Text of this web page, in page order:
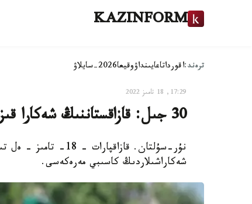
KAZINFORM
ترەند:اقورداتاعايىنداۋوقيعا2026-سايلاۋ
17:29, 18 تامىز 2022
30 جىل: قازاقستاننىڭ شەكارا قىزمەتى تۋرالى نە بىلەمىز
نۇر-سۇلتان.
شەكاراشىلاردىڭ كاسىبي مەرەكەسى.